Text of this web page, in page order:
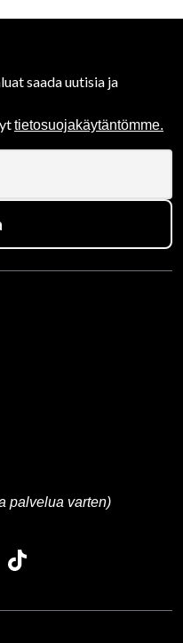
saada uutisia ja
tietosuojakäytäntömme.
palvelua varten)